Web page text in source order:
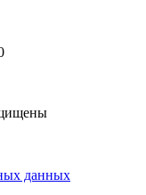
данных